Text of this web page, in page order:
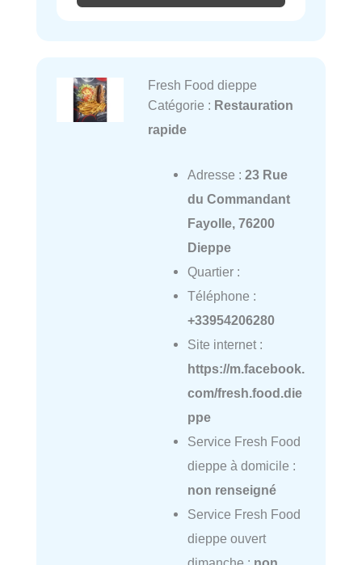
Fresh Food dieppe
Catégorie : Restauration
rapide
Adresse : 23 Rue
du Commandant
Fayolle, 76200
Dieppe
Quartier :
Téléphone :
+33954206280
Site internet :
https://m.facebook.
com/fresh.food.die
ppe
Service Fresh Food
dieppe à domicile :
non renseigné
Service Fresh Food
dieppe ouvert